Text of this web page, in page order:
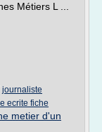
Métiers L ...
journaliste
ecrite fiche
metier d'un